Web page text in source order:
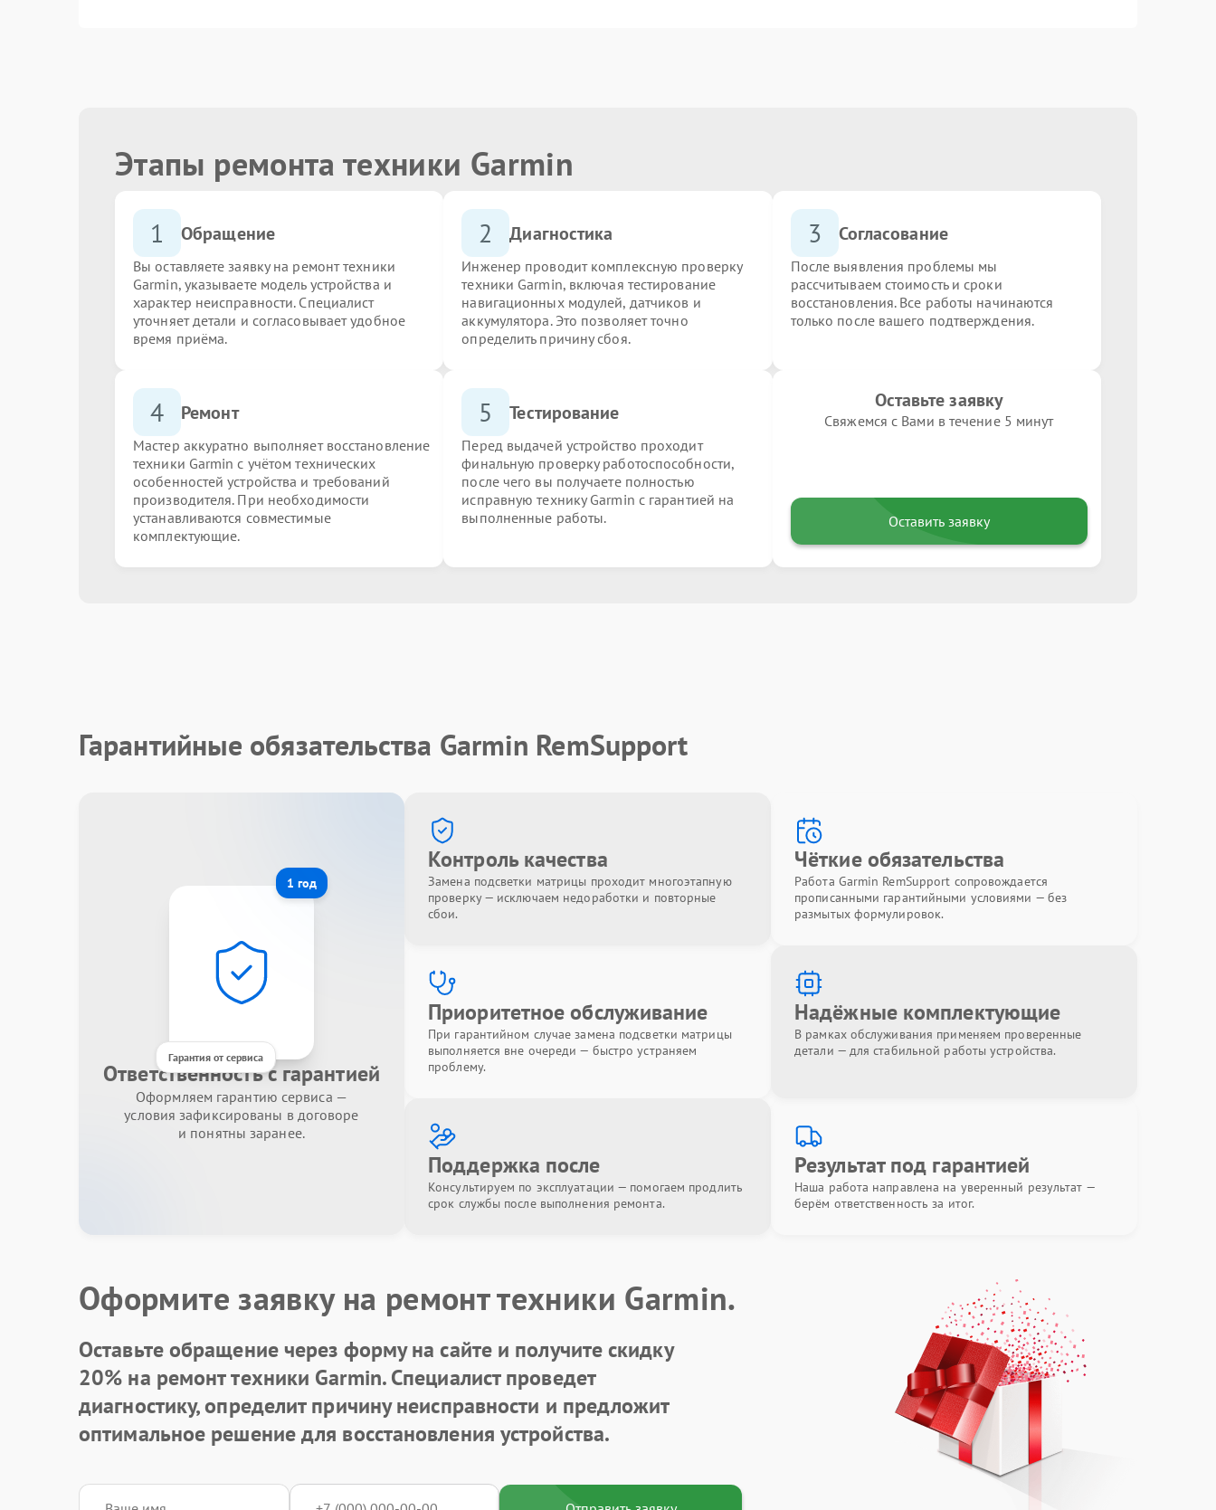
Этапы ремонта техники Garmin
1 Обращение
Вы оставляете заявку на ремонт техники
Garmin, указываете модель устройства и
характер неисправности. Специалист
уточняет детали и согласовывает удобное
время приёма.
2 Диагностика
Инженер проводит комплексную проверку
техники Garmin, включая тестирование
навигационных модулей, датчиков и
аккумулятора. Это позволяет точно
определить причину сбоя.
3 Согласование
После выявления проблемы мы
рассчитываем стоимость и сроки
восстановления. Все работы начинаются
только после вашего подтверждения.
4 Ремонт
Мастер аккуратно выполняет восстановление
техники Garmin с учётом технических
особенностей устройства и требований
производителя. При необходимости
устанавливаются совместимые
комплектующие.
5 Тестирование
Перед выдачей устройство проходит
финальную проверку работоспособности,
после чего вы получаете полностью
исправную технику Garmin с гарантией на
выполненные работы.
Оставьте заявку
Свяжемся с Вами в течение 5 минут
Оставить заявку
Гарантийные обязательства Garmin RemSupport
1 год
Гарантия от сервиса
Ответственность с гарантией
Оформляем гарантию сервиса —
условия зафиксированы в договоре
и понятны заранее.
Контроль качества
Замена подсветки матрицы проходит многоэтапную
проверку — исключаем недоработки и повторные
сбои.
Чёткие обязательства
Работа Garmin RemSupport сопровождается
прописанными гарантийными условиями — без
размытых формулировок.
Приоритетное обслуживание
При гарантийном случае замена подсветки матрицы
выполняется вне очереди — быстро устраняем
проблему.
Надёжные комплектующие
В рамках обслуживания применяем проверенные
детали — для стабильной работы устройства.
Поддержка после
Консультируем по эксплуатации — помогаем продлить
срок службы после выполнения ремонта.
Результат под гарантией
Наша работа направлена на уверенный результат —
берём ответственность за итог.
Оформите заявку на ремонт техники Garmin.
Оставьте обращение через форму на сайте и получите скидку
20% на ремонт техники Garmin. Специалист проведет
диагностику, определит причину неисправности и предложит
оптимальное решение для восстановления устройства.